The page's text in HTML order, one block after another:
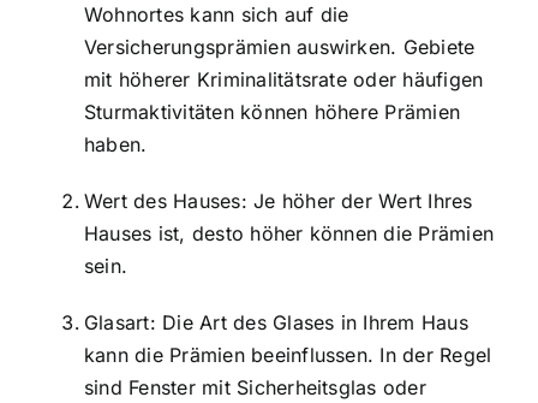
Wohnortes kann sich auf die
Versicherungsprämien auswirken. Gebiete
mit höherer Kriminalitätsrate oder häufigen
Sturmaktivitäten können höhere Prämien
haben.
Wert des Hauses: Je höher der Wert Ihres
Hauses ist, desto höher können die Prämien
sein.
Glasart: Die Art des Glases in Ihrem Haus
kann die Prämien beeinflussen. In der Regel
sind Fenster mit Sicherheitsglas oder